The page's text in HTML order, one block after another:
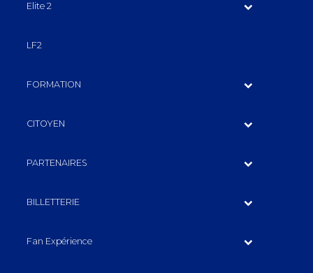
Elite 2
LF2
FORMATION
CITOYEN
PARTENAIRES
BILLETTERIE
Fan Expérience